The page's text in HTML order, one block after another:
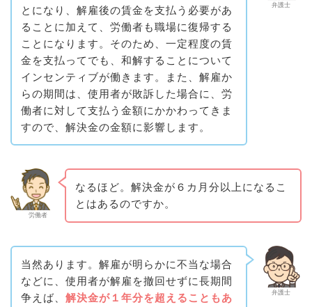
弁護士
とになり、解雇後の賃金を支払う必要があ
ることに加えて、労働者も職場に復帰する
ことになります。そのため、一定程度の賃
金を支払ってでも、和解することについて
インセンティブが働きます。また、解雇か
らの期間は、使用者が敗訴した場合に、労
働者に対して支払う金額にかかわってきま
すので、解決金の金額に影響します。
労働者
なるほど。解決金が６カ月分以上になるこ
とはあるのですか。
弁護士
当然あります。解雇が明らかに不当な場合
などに、使用者が解雇を撤回せずに長期間
争えば、 解決金が１年分を超えることもあ